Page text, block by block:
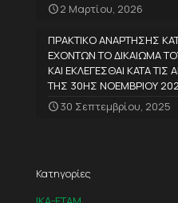
2 Μαρτίου, 2026
ΠΡΑΚΤΙΚΟ ΑΝΑΡΤΗΣΗΣ
ΕΧΟΝΤΩΝ ΤΟ ΔΙΚΑΙΩΜΑ
ΚΑΙ ΕΚΛΕΓΕΣΘΑΙ ΚΑΤΑ ΤΙΣ
ΤΗΣ 30ΗΣ ΝΟΕΜΒΡΙΟΥ
30 Σεπτεμβρίου, 2025
Κατηγορίες